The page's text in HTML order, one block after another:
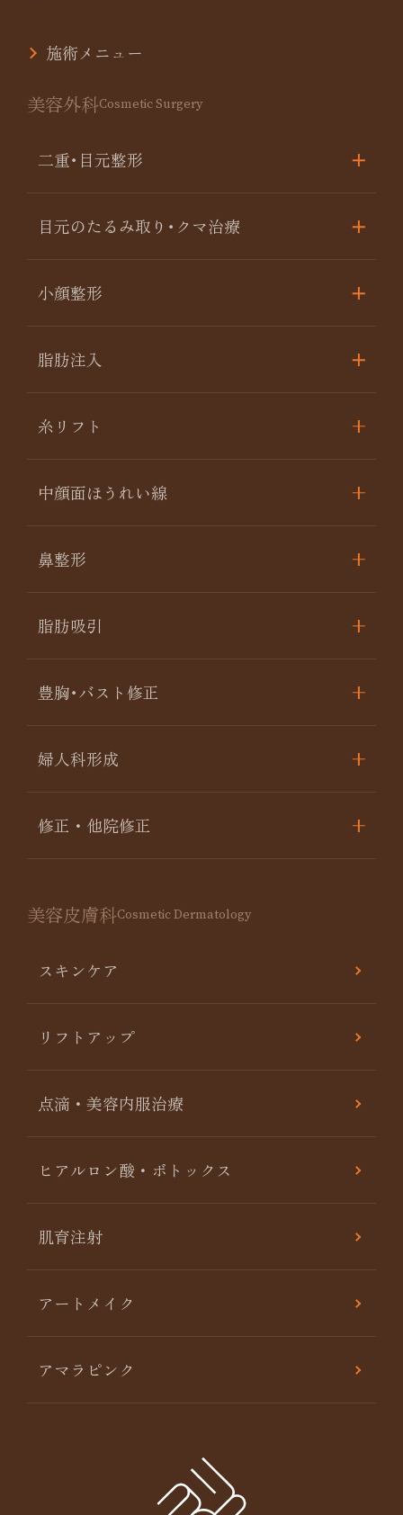
施術メニュー
美容外科Cosmetic Surgery
二重･目元整形
目元のたるみ取り･クマ治療
小顔整形
脂肪注入
糸リフト
中顔面ほうれい線
鼻整形
脂肪吸引
豊胸･バスト修正
婦人科形成
修正・他院修正
美容皮膚科Cosmetic Dermatology
スキンケア
リフトアップ
点滴・美容内服治療
ヒアルロン酸・ボトックス
肌育注射
アートメイク
アマラピンク